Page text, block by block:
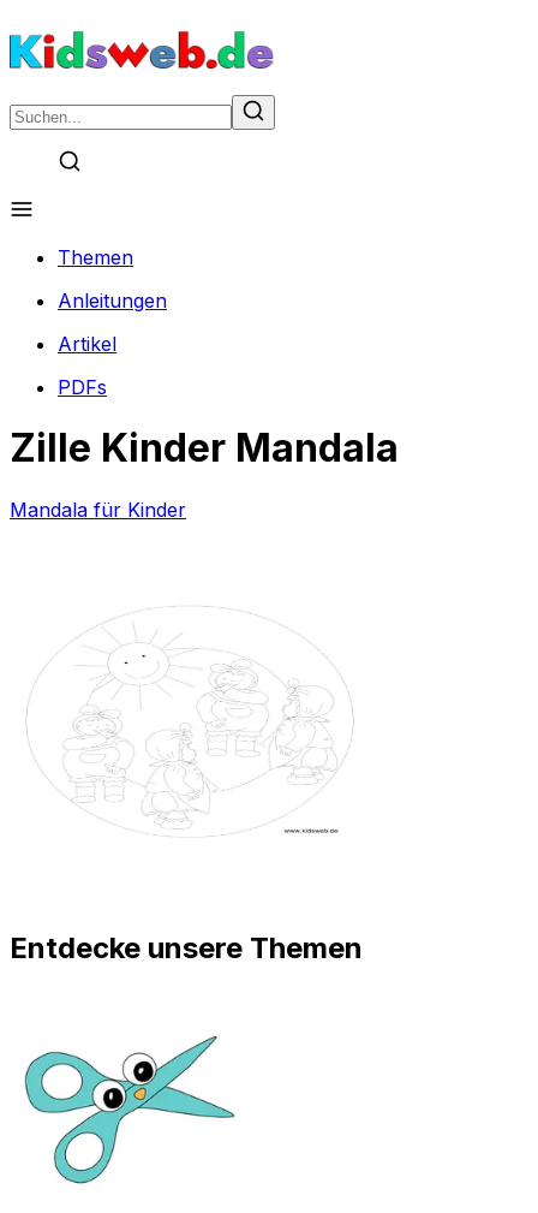
Themen
Anleitungen
Artikel
PDFs
Zille Kinder Mandala
Mandala für Kinder
Entdecke unsere Themen